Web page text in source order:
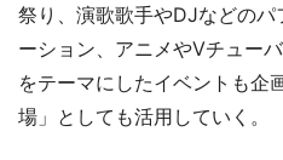
祭り、演歌歌手やDJなどの
ーション、アニメやVチュー
をテーマにしたイベントも企
場」としても活用していく。